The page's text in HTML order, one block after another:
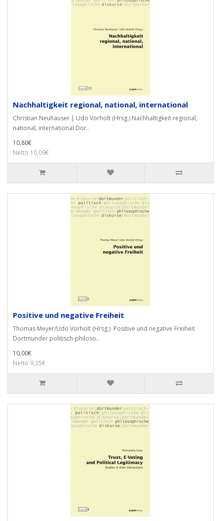
Nachhaltigkeit regional, national, international
Christian Neuhäuser | Udo Vorholt (Hrsg.) Nachhaltigkeit regional,
national, international Dor..
10,80€
Netto 10,09€
Positive und negative Freiheit
Thomas Meyer/Udo Vorholt (Hrsg.) Positive und negative Freiheit
Dortmunder politisch-philoso..
10,00€
Netto 9,35€